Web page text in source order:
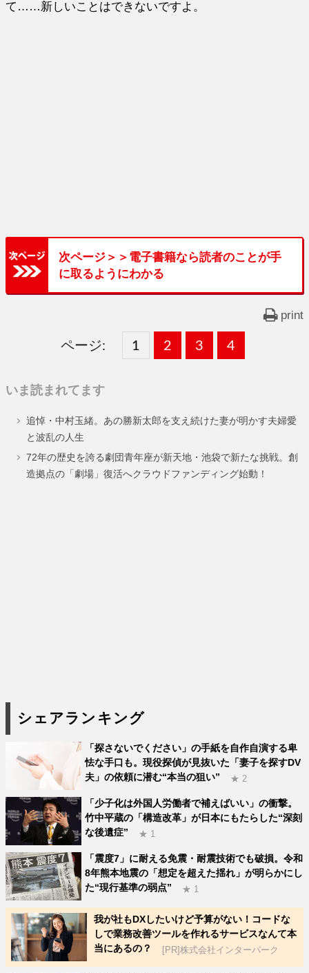
て……新しいことはできないですよ。
次ページ＞＞電子書籍なら読者のことが手
に取るようにわかる
print
ページ:
固
ー
ジ
1 ,
固
ー
ジ
2 ,
固
ー
ジ
3 ,
固
ー
ジ
4
いま読まれてます
追悼・中村玉緒。あの勝新太郎を支え続けた妻が明かす夫婦愛
と波乱の人生
72年の歴史を誇る劇団青年座が新天地・池袋で新たな挑戦。創
造拠点の「劇場」復活へクラウドファンディング始動！
シェアランキング
「探さないでください」の手紙を自作自演する卑
怯な手口も。現役探偵が見抜いた「妻子を探すDV
夫」の依頼に潜む“本当の狙い”
★ 2
「少子化は外国人労働者で補えばいい」の衝撃。
竹中平蔵の「構造改革」が日本にもたらした“深刻
な後遺症”
★ 1
「震度7」に耐える免震・耐震技術でも破損。令和
8年熊本地震の「想定を超えた揺れ」が明らかにし
た“現行基準の弱点”
★ 1
我が社もDXしたいけど予算がない！コードな
しで業務改善ツールを作れるサービスなんて本
当にあるの？
[PR]株式会社インターパーク